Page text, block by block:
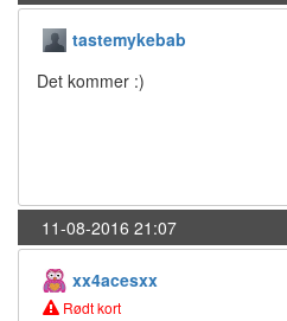
tastemykebab
Det kommer :)
11-08-2016 21:07
xx4acesxx
Rødt kort